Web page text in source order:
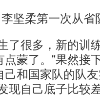
柔第一次从省
很多，新的训
蒙了。”果然接
己和国家队的队
现自己底子比较